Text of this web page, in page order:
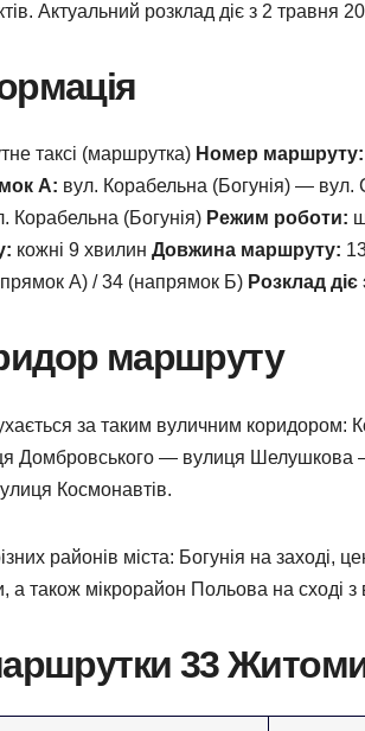
Актуальний розклад діє з 2 травня
таксі (маршрутка) Номер маршруту:
А: вул. Корабельна (Богунія) —
(Богунія) Режим роботи:
кожні 9 хвилин Довжина маршруту:
А) / 34 (напрямок Б) Розклад діє
маршруту
за таким вуличним
Домбровського — вулиця
Космонавтів.
районів міста: Богунія на заході,
також мікрорайон Польова на сході з
33